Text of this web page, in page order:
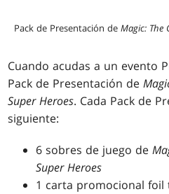
Pack de Presentación de Magic: The
Cuando acudas a un evento
Pack de Presentación de
Super Heroes. Cada Pack de
siguiente:
6 sobres de juego de
Super Heroes
1 carta promocional foil